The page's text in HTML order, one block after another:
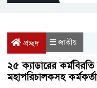
প্রচ্ছদ জাতীয়
২৫ ক্যাডারের
মহাপরিচালকসহ